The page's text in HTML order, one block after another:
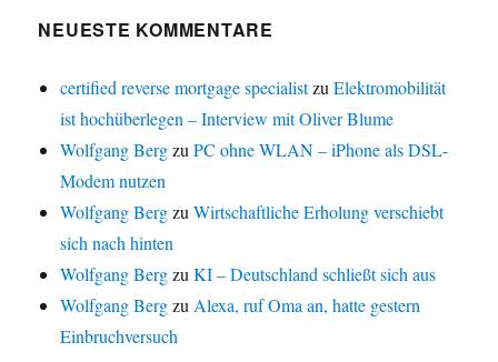
NEUESTE KOMMENTARE
certified reverse mortgage specialistzuElektromobilität
ist hochüberlegen – Interview mit Oliver Blume
Wolfgang BergzuPC ohne WLAN – iPhone als DSL-
Modem nutzen
Wolfgang BergzuWirtschaftliche Erholung verschiebt
sich nach hinten
Wolfgang BergzuKI – Deutschland schließt sich aus
Wolfgang Bergzu Alexa, ruf Oma an, hatte gestern
Einbruchversuch